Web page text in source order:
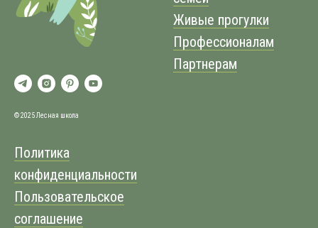
© 2025 Лесная школа
Живые прогулки
Профессионалам
Партнерам
Политика
конфиденциальности
Пользовательское
соглашение